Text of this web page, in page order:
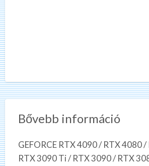
Bővebb információ
GEFORCE RTX 4090 / RTX 4080
RTX 3090 Ti / RTX 3090 / RTX